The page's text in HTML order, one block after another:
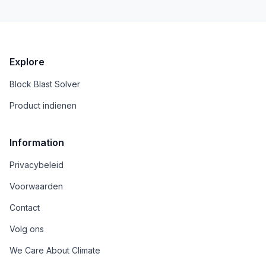
Explore
Block Blast Solver
Product indienen
Information
Privacybeleid
Voorwaarden
Contact
Volg ons
We Care About Climate